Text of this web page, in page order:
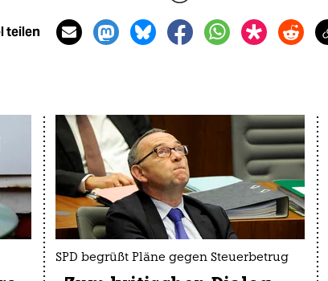
teilen
SPD begrüßt Pläne gegen Steuerbetrug